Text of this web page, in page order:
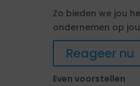
Zo bieden we jou
ondernemen op
Reageer nu
Even voorstellen